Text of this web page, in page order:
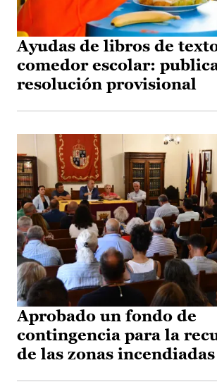
Ayudas de libros de
comedor escolar:
resolución provisional
Aprobado un fondo de
contingencia para la
de las zonas incendiadas